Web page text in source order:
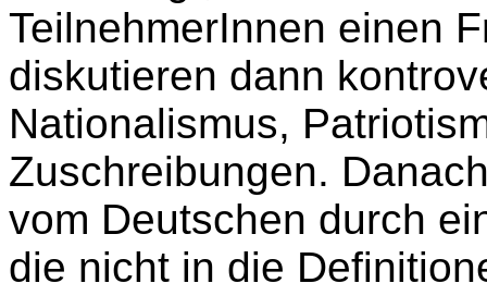
TeilnehmerInnen einen
diskutieren dann
Nationalismus,
Zuschreibungen.
vom Deutschen durch
die nicht in die